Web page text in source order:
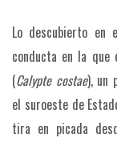
Lo descubierto en
conducta en la
(Calypte costae), un
el suroeste de
tira en picada